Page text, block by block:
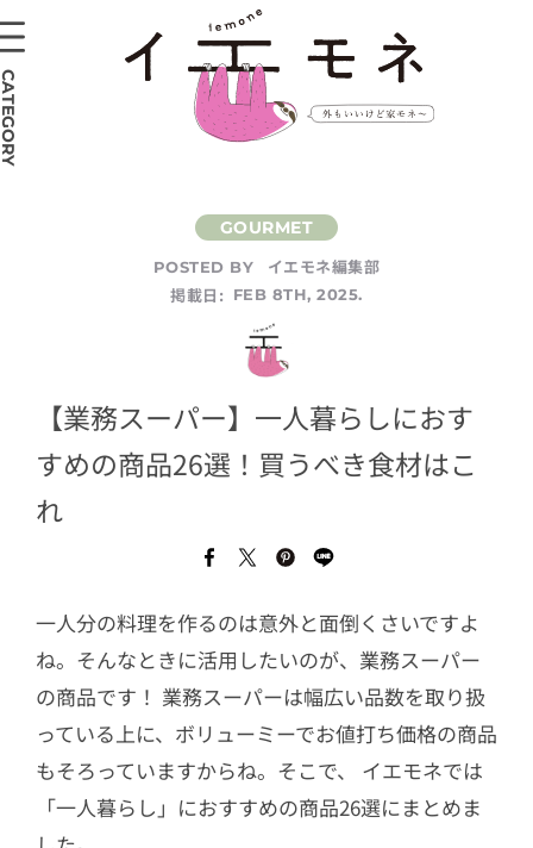
POSTED BY
イエモネ編集部
掲載日:
FEB 8TH, 2025.
【業務スーパー】一人暮らしにおす
すめの商品26選！買うべき食材はこ
れ
一人分の料理を作るのは意外と面倒くさいですよ
ね。そんなときに活用したいのが、業務スーパー
の商品です！ 業務スーパーは幅広い品数を取り扱
っている上に、ボリューミーでお値打ち価格の商品
もそろっていますからね。そこで、 イエモネでは
「一人暮らし」におすすめの商品26選にまとめま